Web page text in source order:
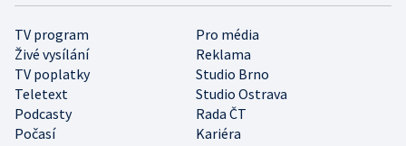
TV program
Pro média
Živé vysílání
Reklama
TV poplatky
Studio Brno
Teletext
Studio Ostrava
Podcasty
Rada ČT
Počasí
Kariéra